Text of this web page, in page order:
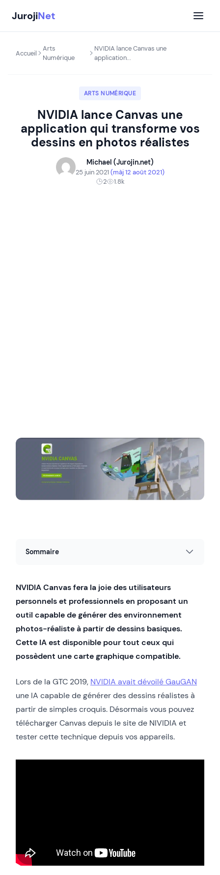
contenu
JurojiNet
Accueil
Arts
Numérique
NVIDIA lance Canvas une
application...
ARTS NUMÉRIQUE
NVIDIA lance Canvas une
application qui transforme vos
dessins en photos réalistes
Michael (Jurojin.net)
25 juin 2021 (màj 12 août 2021)
2
1.8k
Sommaire
NVIDIA Canvas fera la joie des utilisateurs
personnels et professionnels en proposant un
outil capable de générer des environnement
photos-réaliste à partir de dessins basiques.
Cette IA est disponible pour tout ceux qui
possèdent une carte graphique compatible.
Lors de la GTC 2019, NVIDIA avait dévoilé GauGAN
une IA capable de générer des dessins réalistes à
partir de simples croquis. Désormais vous pouvez
télécharger Canvas depuis le site de NIVIDIA et
tester cette technique depuis vos appareils.